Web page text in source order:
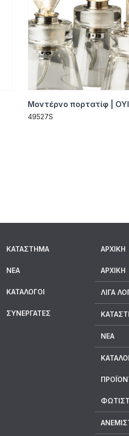
Μοντέρνο πορτατίφ |
49527S
ΚΑΤΆΣΤΗΜΑ
ΝΈΑ
ΚΑΤΆΛΟΓΟΙ
ΣΥΝΕΡΓΆΤΕΣ
ΑΡΧΙΚΗ
ΑΡΧΙΚΉ
ΛΊΓΑ
ΝΈΑ